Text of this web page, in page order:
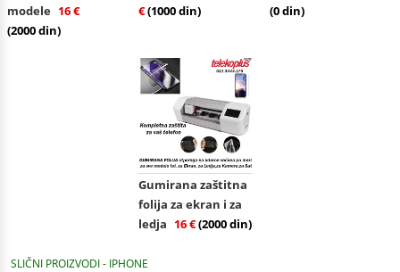
modele 16 €
(2000 din)
€(1000 din)
(0 din)
Gumirana zaštitna
folija za ekran i za
ledja 16 €(2000 din)
SLIČNI PROIZVODI - IPHONE